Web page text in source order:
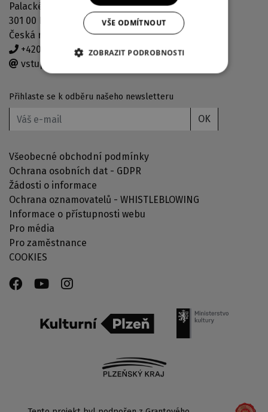
Palackého náměstí 2971/30
301 00 Plzeň
Česká republika
+420 378 038 190
vstupenky@djkt.eu
Přihlaste se k odběru našeho newsletteru
OK
Všeobecné obchodní podmínky
Ochrana osobních dat - GDPR
Žádosti o informace
Ochrana oznamovatelů - WHISTLEBLOWING
Informace o přístupnosti webu
Pro média
Pro zaměstnance
COOKIES
VŠE ODMÍTNOUT
ZOBRAZIT PODROBNOSTI